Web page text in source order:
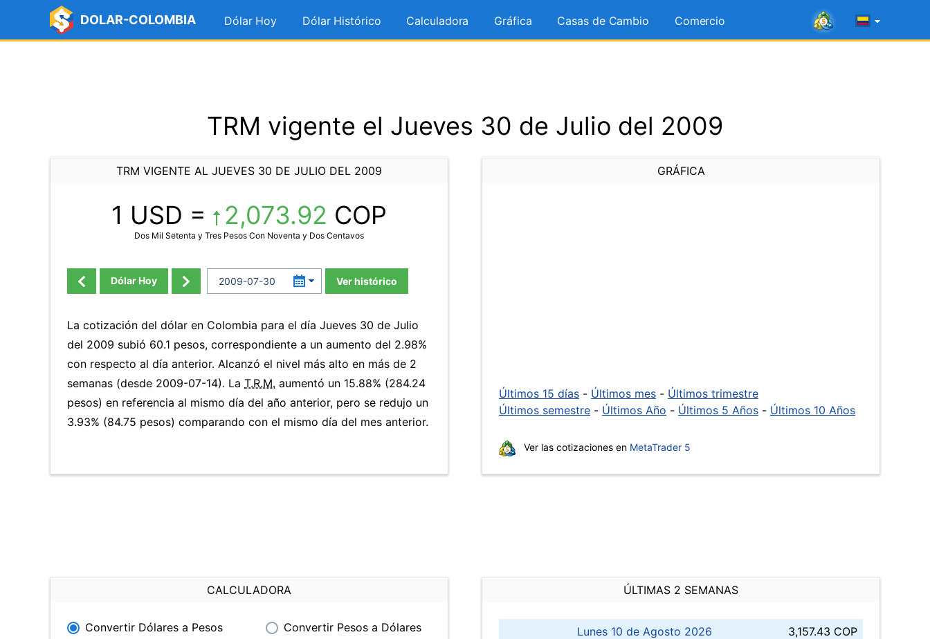
DOLAR-COLOMBIA Dólar Hoy Dólar Histórico Calculadora Gráfica Casas de Cambio Comercio
TRM vigente el Jueves 30 de Julio del 2009
TRM VIGENTE AL JUEVES 30 DE JULIO DEL 2009
1 USD = 2,073.92 COP
Dos Mil Setenta y Tres Pesos Con Noventa y Dos Centavos
Dólar Hoy Ver histórico
La cotización del dólar en Colombia para el día Jueves 30 de Julio
del 2009 subió 60.1 pesos, correspondiente a un aumento del 2.98%
con respecto al día anterior. Alcanzó el nivel más alto en más de 2
semanas (desde 2009-07-14). La T.R.M. aumentó un 15.88% (284.24
pesos) en referencia al mismo día del año anterior, pero se redujo un
3.93% (84.75 pesos) comparando con el mismo día del mes anterior.
GRÁFICA
Últimos 15 días - Últimos mes - Últimos trimestre
Últimos semestre - Últimos Año - Últimos 5 Años - Últimos 10 Años
Ver las cotizaciones en MetaTrader 5
CALCULADORA
Convertir Dólares a Pesos Convertir Pesos a Dólares
ÚLTIMAS 2 SEMANAS
Lunes 10 de Agosto 2026
3,157.43 COP